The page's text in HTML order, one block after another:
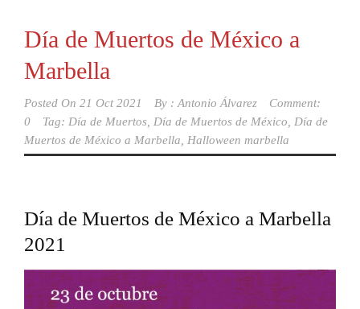
Día de Muertos de México a
Marbella
Posted On 21 Oct 2021 By : Antonio Álvarez
Comment:
0
Tag: Día de Muertos Día de Muertos de México
Día de
Muertos de México a Marbella
Halloween marbella
Día de Muertos de México a Marbella
2021